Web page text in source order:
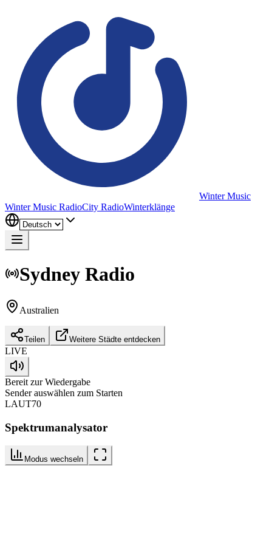
Winter Music
Winter Music RadioCity RadioWinterklänge
Sydney Radio
Australien
Teilen Weitere Städte entdecken
LIVE
Bereit zur Wiedergabe
Sender auswählen zum Starten
LAUT70
Spektrumanalysator
Modus wechseln